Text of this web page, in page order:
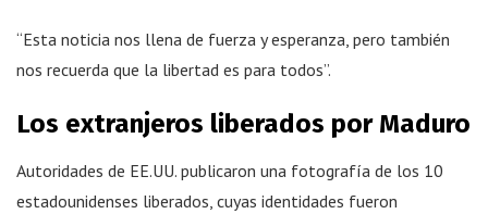
“Esta noticia nos llena de fuerza y esperanza, pero también
nos recuerda que la libertad es para todos”.
Los extranjeros liberados por Maduro
Autoridades de EE.UU. publicaron una fotografía de los 10
estadounidenses liberados, cuyas identidades fueron